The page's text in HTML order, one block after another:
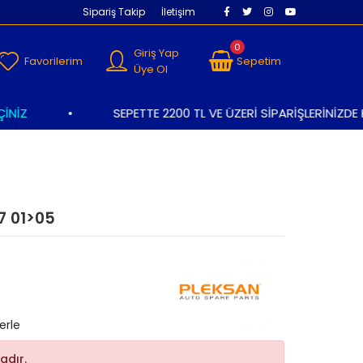
SEPETTE 2200 TL VE ÜZERİ SİPARİŞLERİNİZDE
Sipariş Takip İletişim
Favorilerim
Giriş Yap
Üye Ol
0
Sepetim
01>05